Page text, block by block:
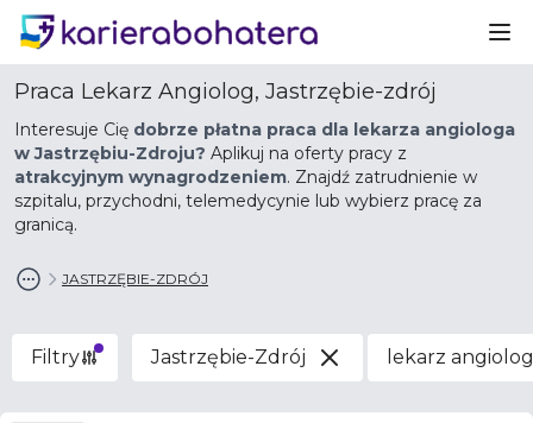
Praca Lekarz Angiolog, Jastrzębie-zdrój
Interesuje Cię dobrze płatna praca dla lekarza angiologa
w Jastrzębiu-Zdroju? Aplikuj na oferty pracy z
atrakcyjnym wynagrodzeniem. Znajdź zatrudnienie w
szpitalu, przychodni, telemedycynie lub wybierz pracę za
granicą.
JASTRZĘBIE-ZDRÓJ
Filtry Jastrzębie-Zdrój lekarz angiolog